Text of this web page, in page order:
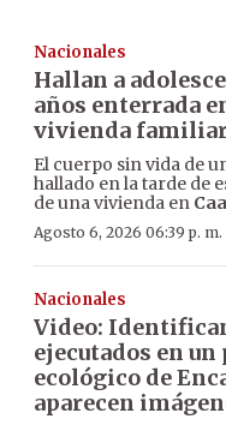
Nacionales
Hallan a
años enterrada
vivienda familiar
El cuerpo sin vida de
hallado en la tarde de
de una vivienda en
Agosto 6, 2026 06:39 p. m.
Nacionales
Video:
ejecutados en un
ecológico de
aparecen